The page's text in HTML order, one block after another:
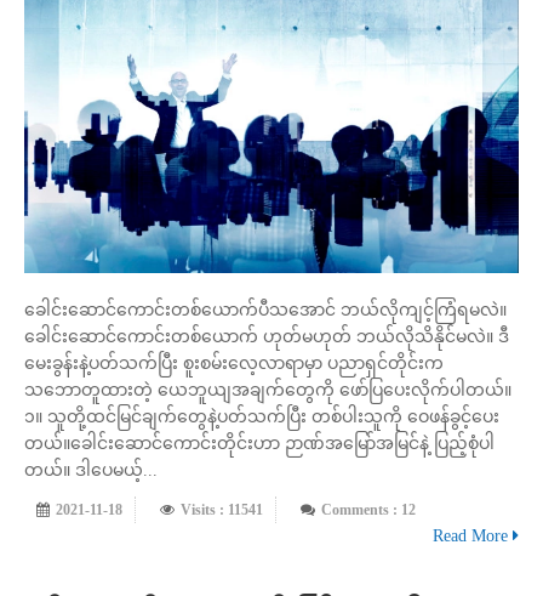
ခေါင်းဆောင်ကောင်းတစ်ယောက်ပီသအောင် ဘယ်လိုကျင့်ကြံရမလဲ။
ခေါင်းဆောင်ကောင်းတစ်ယောက် ဟုတ်မဟုတ် ဘယ်လိုသိနိုင်မလဲ။ ဒီ
မေးခွန်းနဲ့ပတ်သက်ပြီး စူးစမ်းလေ့လာရာမှာ ပညာရှင်တိုင်းက
သဘောတူထားတဲ့ ယေဘူယျအချက်တွေကို ဖော်ပြပေးလိုက်ပါတယ်။
၁။ သူတို့ထင်မြင်ချက်တွေနဲ့ပတ်သက်ပြီး တစ်ပါးသူကို ဝေဖန်ခွင့်ပေး
တယ်။ခေါင်းဆောင်ကောင်းတိုင်းဟာ ဉာဏ်အမြော်အမြင်နဲ့ ပြည့်စုံပါ
တယ်။ ဒါပေမယ့်...
2021-11-18 Visits : 11541 Comments : 12
Read More